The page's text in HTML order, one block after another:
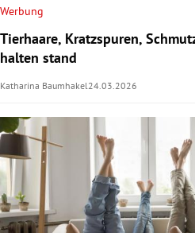
Werbung
Tierhaare, Kratzspuren,
halten stand
Katharina Baumhakel 24.03.2026